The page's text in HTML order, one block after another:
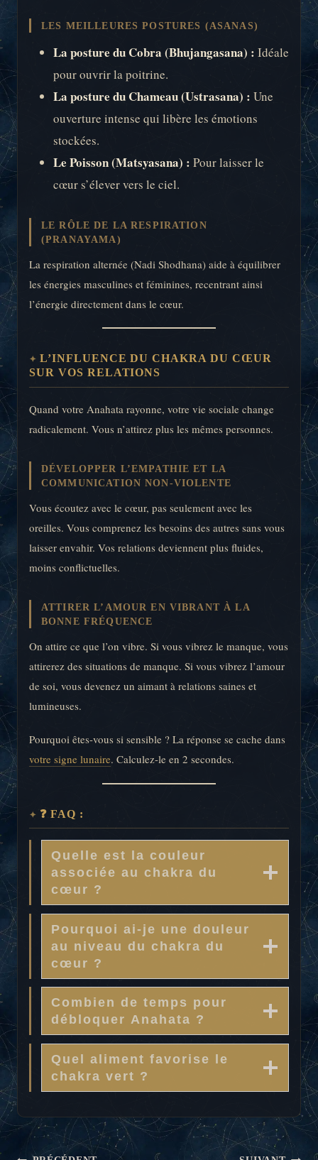
LES MEILLEURES POSTURES (ASANAS)
La posture du Cobra (Bhujangasana) : Idéale
pour ouvrir la poitrine.
La posture du Chameau (Ustrasana) : Une
ouverture intense qui libère les émotions
stockées.
Le Poisson (Matsyasana) : Pour laisser le
cœur s’élever vers le ciel.
LE RÔLE DE LA RESPIRATION
(PRANAYAMA)
La respiration alternée (Nadi Shodhana) aide à équilibrer
les énergies masculines et féminines, recentrant ainsi
l’énergie directement dans le cœur.
L’INFLUENCE DU CHAKRA DU CŒUR
SUR VOS RELATIONS
Quand votre Anahata rayonne, votre vie sociale change
radicalement. Vous n’attirez plus les mêmes personnes.
DÉVELOPPER L’EMPATHIE ET LA
COMMUNICATION NON-VIOLENTE
Vous écoutez avec le cœur, pas seulement avec les
oreilles. Vous comprenez les besoins des autres sans vous
laisser envahir. Vos relations deviennent plus fluides,
moins conflictuelles.
ATTIRER L’AMOUR EN VIBRANT À LA
BONNE FRÉQUENCE
On attire ce que l’on vibre. Si vous vibrez le manque, vous
attirerez des situations de manque. Si vous vibrez l’amour
de soi, vous devenez un aimant à relations saines et
lumineuses.
Pourquoi êtes-vous si sensible ? La réponse se cache dans
votre signe lunaire. Calculez-le en 2 secondes.
❓ FAQ :
Quelle est la couleur
associée au chakra du
cœur ?
Pourquoi ai-je une douleur
au niveau du chakra du
cœur ?
Combien de temps pour
débloquer Anahata ?
Quel aliment favorise le
chakra vert ?